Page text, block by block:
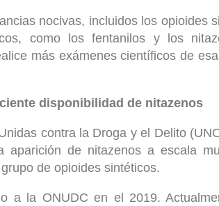
nocivas, incluidos los opioides
como los fentanilos y los
más exámenes científicos de
disponibilidad de nitazenos
contra la Droga y el Delito
aparición de nitazenos a escala
de opioides sintéticos.
a la ONUDC en el 2019.